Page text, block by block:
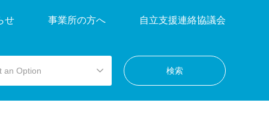
せ 事業所の方へ 自立支援連絡協議会
an Option